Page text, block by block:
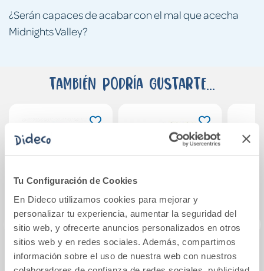
Tu Configuración de Cookies
En Dideco utilizamos cookies para mejorar y
personalizar tu experiencia, aumentar la seguridad del
sitio web, y ofrecerte anuncios personalizados en otros
sitios web y en redes sociales. Además, compartimos
información sobre el uso de nuestra web con nuestros
¿Serán capaces de acabar con el mal que acecha
Midnights Valley?
También podría gustarte...
El chico perdido
Conocimiento del